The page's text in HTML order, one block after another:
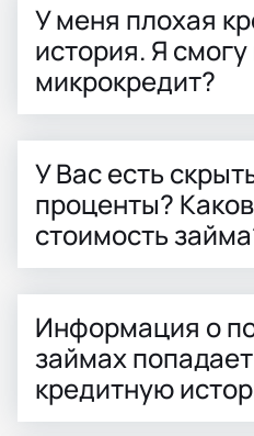
У меня плохая
история. Я
микрокредит?
У Вас есть
проценты?
стоимость
Информация о
займах
кредитную